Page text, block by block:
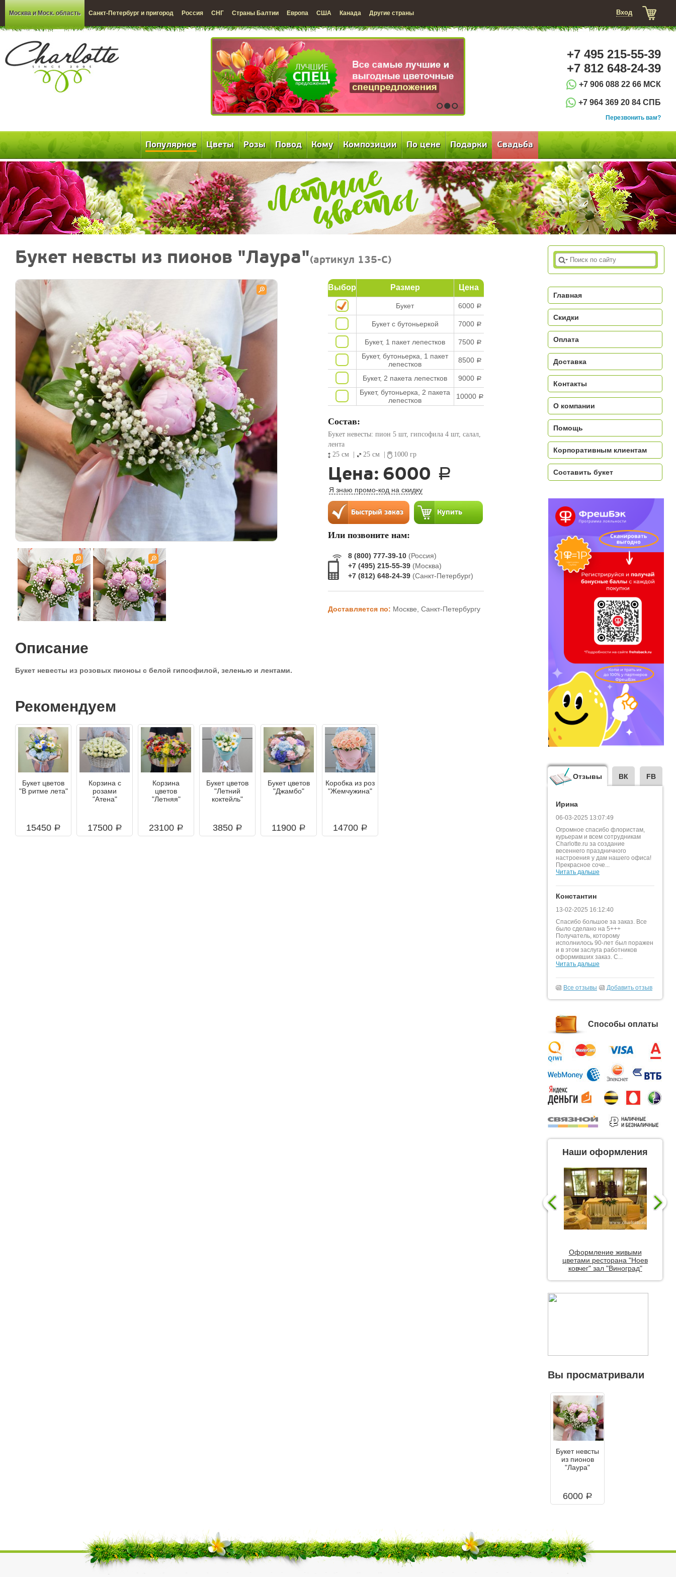
Москва и Моск. область Санкт-Петербург и пригород Россия СНГ Страны Балтии Европа США Канада Другие страны Вход
1 2 3
+7 495 215-55-39
+7 812 648-24-39
+7 906 088 22 66 МСК
+7 964 369 20 84 СПБ
Перезвонить вам?
Популярное Цветы Розы Повод Кому Композиции По цене Подарки Свадьба
Букет невсты из пионов "Лаура"(артикул 135-C)
Выбор Размер Цена
Букет 6000 a
Букет с бутоньеркой 7000 a
Букет, 1 пакет лепестков 7500 a
Букет, бутоньерка, 1 пакет
лепестков
8500 a
Букет, 2 пакета лепестков 9000 a
Букет, бутоньерка, 2 пакета
лепестков
10000 a
Состав:
Букет невесты: пион 5 шт, гипсофила 4 шт, салал,
лента
25 см
25 см 1000 гр
Цена: 6000 a
Я знаю промо-код на скидку
Или позвоните нам:
8 (800) 777-39-10 (Россия)
+7 (495) 215-55-39 (Москва)
+7 (812) 648-24-39 (Санкт-Петербург)
Доставляется по: Москве, Санкт-Петербургу
Описание
Букет невесты из розовых пионоы с белой гипсофилой, зеленью и лентами.
Рекомендуем
Букет цветов
"В ритме лета"
15450 a
Корзина с
розами
"Атена"
17500 a
Корзина
цветов
"Летняя"
23100 a
Букет цветов
"Летний
коктейль"
3850 a
Букет цветов
"Джамбо"
11900 a
Коробка из роз
"Жемчужина"
14700 a
Главная
Скидки
Оплата
Доставка
Контакты
О компании
Помощь
Корпоративным клиентам
Составить букет
Отзывы ВК FB
Ирина
06-03-2025 13:07:49
Огромное спасибо флористам,
курьерам и всем сотрудникам
Charlotte.ru за создание
весеннего праздничного
настроения у дам нашего офиса!
Прекрасное соче...
Читать дальше
Константин
13-02-2025 16:12:40
Спасибо большое за заказ. Все
было сделано на 5+++
Получатель, которому
исполнилось 90-лет был поражен
и в этом заслуга работников
оформивших заказ. С...
Читать дальше
Все отзывы Добавить отзыв
Способы оплаты
Наши оформления
Оформление живыми
цветами ресторана "Ноев
ковчег" зал "Виноград"
Вы просматривали
Букет невсты
из пионов
"Лаура"
6000 a